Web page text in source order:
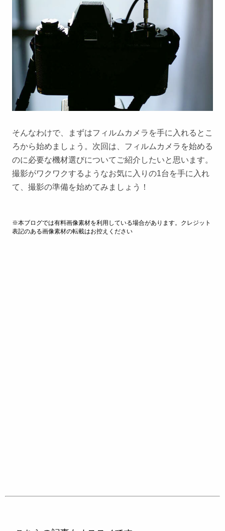
そんなわけで、まずはフィルムカメラを手に入れるとこ
ろから始めましょう。次回は、フィルムカメラを始める
のに必要な機材選びについてご紹介したいと思います。
撮影がワクワクするようなお気に入りの1台を手に入れ
て、撮影の準備を始めてみましょう！
※本ブログでは有料画像素材を利用している場合があります。クレジット
表記のある画像素材の転載はお控えください